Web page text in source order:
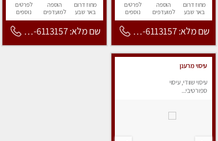
מחוז דרום
באר שבע
הוספה
למועדפים
לפרטים
נוספים
שם מלא: 053-6113157
מחוז דרום
באר שבע
הוספה
למועדפים
לפרטים
נוספים
שם מלא: 053-6113157
עיסוי מרענן
עיסוי שוודי, עיסוי
ספורטיבי...